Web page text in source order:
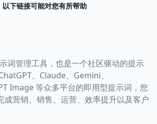
以下链接可能对您有所帮助
词管理工具，也是一个社区驱动的提示
、Claude、Gemini、
Image 等众多平台的即用型提示词，您
成营销、销售、运营、效率提升以及客户